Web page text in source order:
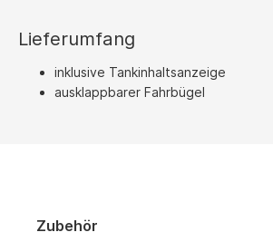
Lieferumfang
inklusive Tankinhaltsanzeige
ausklappbarer Fahrbügel
Zubehör